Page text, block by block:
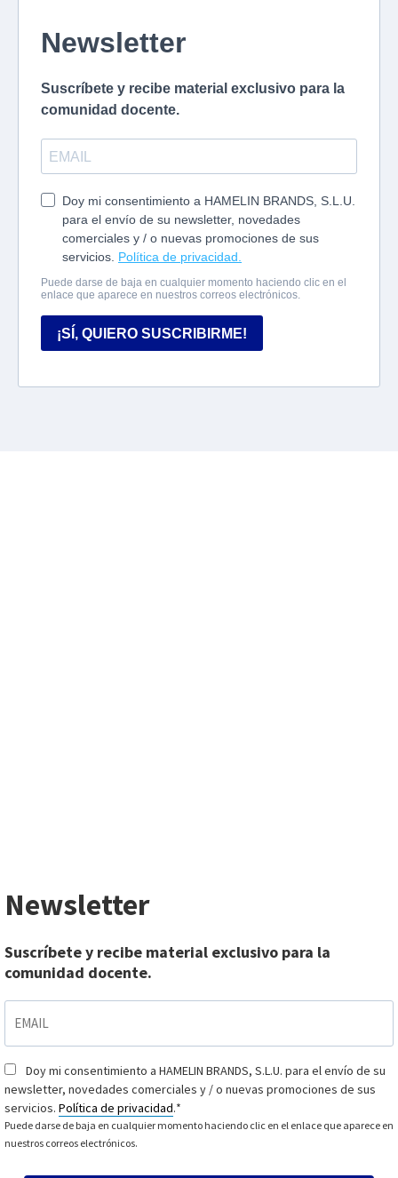
Newsletter
Suscríbete y recibe material exclusivo para la
comunidad docente.
Consentimiento*
Doy mi consentimiento a HAMELIN BRANDS, S.L.U. para el envío de su
newsletter, novedades comerciales y / o nuevas promociones de sus
servicios. Política de privacidad.*
Puede darse de baja en cualquier momento haciendo clic en el enlace que aparece en
nuestros correos electrónicos.